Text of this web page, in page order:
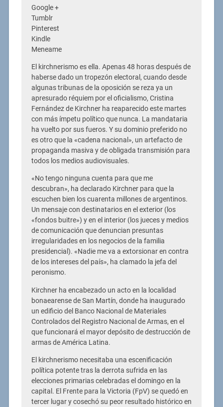
Google +
Tumblr
Pinterest
Kindle
Meneame
El kirchnerismo es ella. Apenas 48 horas después de
haberse dado un tropezón electoral, cuando desde
algunas tribunas de la oposición se reza ya un
apresurado réquiem por el oficialismo, Cristina
Fernández de Kirchner ha reaparecido este martes
con más ímpetu político que nunca. La mandataria
ha vuelto por sus fueros. Y su dominio preferido no
es otro que la «cadena nacional», un artefacto de
propaganda masiva y de obligada transmisión para
todos los medios audiovisuales.
«No tengo ninguna cuenta para que me
descubran», ha declarado Kirchner para que la
escuchen bien los cuarenta millones de argentinos.
Un mensaje con destinatarios en el exterior (los
«fondos buitre») y en el interior (los jueces y medios
de comunicación que denuncian presuntas
irregularidades en los negocios de la familia
presidencial). «Nadie me va a extorsionar en contra
de los intereses del país», ha clamado la jefa del
peronismo.
Kirchner ha encabezado un acto en la localidad
bonaearense de San Martín, donde ha inaugurado
un edificio del Banco Nacional de Materiales
Controlados del Registro Nacional de Armas, en el
que funcionará el mayor depósito de destrucción de
armas de América Latina.
El kirchnerismo necesitaba una escenificación
política potente tras la derrota sufrida en las
elecciones primarias celebradas el domingo en la
capital. El Frente para la Victoria (FpV) se quedó en
tercer lugar y cosechó su peor resultado histórico en